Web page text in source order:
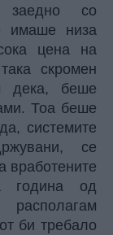
заедно со
имаше низа
цена на
скромен
дека, беше
Тоа беше
системите
се
вработените
година од
би требало